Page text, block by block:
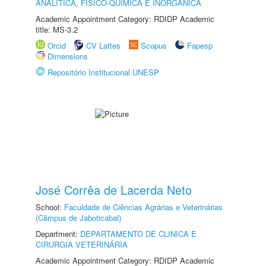
ANALÍTICA, FÍSICO-QUÍMICA E INORGÂNICA
Academic Appointment Category: RDIDP Academic
title: MS-3.2
Orcid
CV Lattes Scopus
Fapesp
Dimensions
Repositório Institucional UNESP
José Corrêa de Lacerda Neto
School: Faculdade de Ciências Agrárias e Veterinárias
(Câmpus de Jaboticabal)
Department: DEPARTAMENTO DE CLINICA E
CIRURGIA VETERINÁRIA
Academic Appointment Category: RDIDP Academic